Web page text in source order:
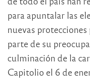
para apuntalar las
nuevas
parte de su
culminación de la
Capitolio el 6 de